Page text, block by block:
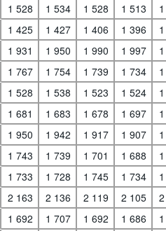
1 528 1 534 1 528 1 513
1 425 1 427 1 406 1 396
1 931 1 950 1 990 1 997
1 767 1 754 1 739 1 734
1 528 1 538 1 523 1 524
1 681 1 683 1 678 1 697
1 950 1 942 1 917 1 907
1 743 1 739 1 701 1 688
1 733 1 728 1 745 1 734
2 163 2 136 2 119 2 105
1 692 1 707 1 692 1 686